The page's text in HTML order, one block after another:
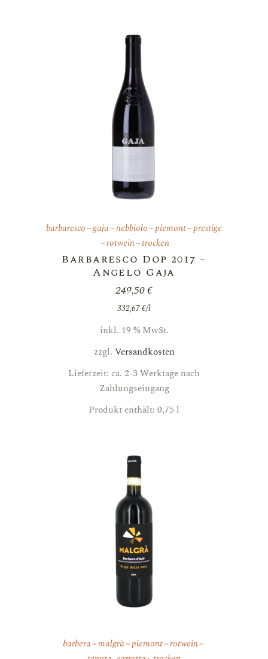
barbaresco gaja nebbiolo piemont prestige
rotwein trocken
Barbaresco Dop 2017 –
Angelo Gaja
249,50€
332,67€/l
inkl. 19 % MwSt.
zzgl. Versandkosten
Lieferzeit: ca. 2-3 Werktage nach
Zahlungseingang
Produkt enthält: 0,75 l
barbera malgrà piemont rotwein